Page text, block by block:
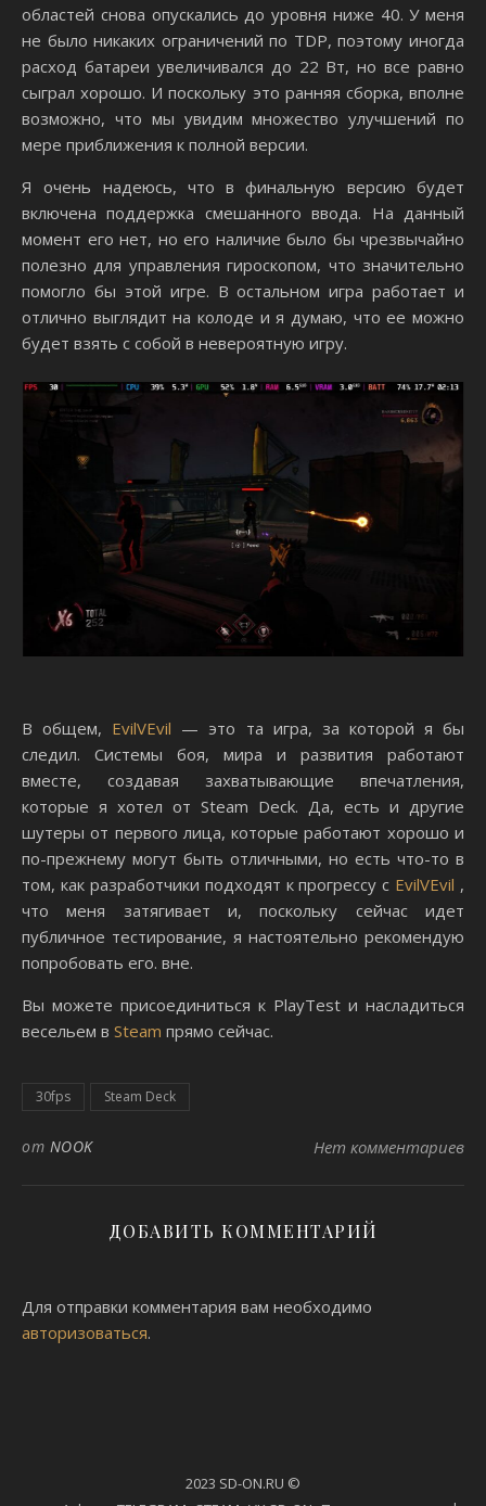
областей снова опускались до уровня ниже 40. У меня
не было никаких ограничений по TDP, поэтому иногда
расход батареи увеличивался до 22 Вт, но все равно
сыграл хорошо. И поскольку это ранняя сборка, вполне
возможно, что мы увидим множество улучшений по
мере приближения к полной версии.
Я очень надеюсь, что в финальную версию будет
включена поддержка смешанного ввода. На данный
момент его нет, но его наличие было бы чрезвычайно
полезно для управления гироскопом, что значительно
помогло бы этой игре. В остальном игра работает и
отлично выглядит на колоде и я думаю, что ее можно
будет взять с собой в невероятную игру.
В общем, EvilVEvil — это та игра, за которой я бы
следил. Системы боя, мира и развития работают
вместе, создавая захватывающие впечатления,
которые я хотел от Steam Deck. Да, есть и другие
шутеры от первого лица, которые работают хорошо и
по-прежнему могут быть отличными, но есть что-то в
том, как разработчики подходят к прогрессу с EvilVEvil ,
что меня затягивает и, поскольку сейчас идет
публичное тестирование, я настоятельно рекомендую
попробовать его. вне.
Вы можете присоединиться к PlayTest и насладиться
весельем в Steam прямо сейчас.
30fps Steam Deck
от NOOK Нет комментариев
ДОБАВИТЬ КОММЕНТАРИЙ
Для отправки комментария вам необходимо
авторизоваться.
2023 SD-ON.RU ©